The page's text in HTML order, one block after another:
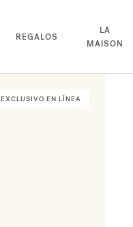
REGALOS
LA
MAISON
EXCLUSIVO EN LÍNEA